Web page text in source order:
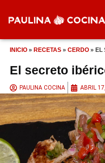
INICIO » RECETAS » CERDO » EL
El secreto
PAULINA COCINA ABRIL